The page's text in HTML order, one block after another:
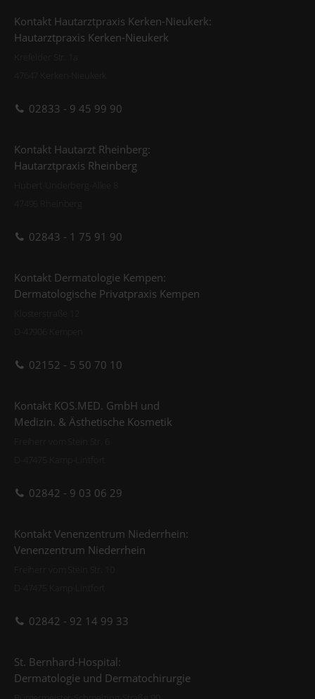
Kontakt Hautarztpraxis Kerken-Nieukerk:
Hautarztpraxis Kerken-Nieukerk
02833 - 9 45 99 90
Kontakt Hautarzt Rheinberg:
Hautarztpraxis Rheinberg
02843 - 1 75 91 90
Kontakt Dermatologie Kempen:
Dermatologische Privatpraxis Kempen
02152 - 5 50 70 10
Kontakt KOS.MED. GmbH und
Medizin. & Ästhetische Kosmetik
02842 - 9 03 06 29
Kontakt Venenzentrum Niederrhein:
Venenzentrum Niederrhein
02842 - 92 14 99 33
St. Bernhard-Hospital:
Dermatologie und Dermatochirurgie